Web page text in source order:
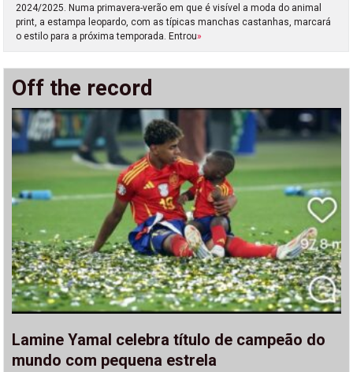
2024/2025. Numa primavera-verão em que é visível a moda do animal
print, a estampa leopardo, com as típicas manchas castanhas, marcará
o estilo para a próxima temporada. Entrou»
Off the record
Lamine Yamal celebra título de campeão do
mundo com pequena estrela